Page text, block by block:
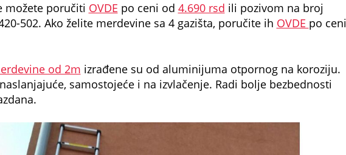
možete poručiti OVDE po ceni od 4.690 rsd ili pozivom na broj
502. Ako želite merdevine sa 4 gazišta, poručite ih OVDE po ceni
od 2m izrađene su od aluminijuma otpornog na koroziju.
samostojeće i na izvlačenje. Radi bolje bezbednosti